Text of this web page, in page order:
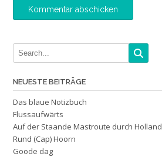
NEUESTE BEITRÄGE
Das blaue Notizbuch
Flussaufwärts
Auf der Staande Mastroute durch Holland
Rund (Cap) Hoorn
Goode dag